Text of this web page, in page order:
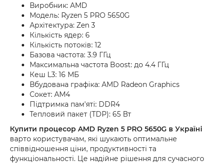
Виробник: AMD
Модель: Ryzen 5 PRO 5650G
Архітектура: Zen 3
Кількість ядер: 6
Кількість потоків: 12
Базова частота: 3.9 ГГц
Максимальна частота Boost: до 4.4 ГГц
Кеш L3: 16 МБ
Вбудована графіка: AMD Radeon Graphics
Сокет: AM4
Підтримка пам'яті: DDR4
Тепловий пакет (TDP): 65 Вт
Купити процесор AMD Ryzen 5 PRO 5650G в Україні
варто користувачам, які шукають оптимальне
співвідношення ціни, продуктивності та
функціональності. Це надійне рішення для сучасного